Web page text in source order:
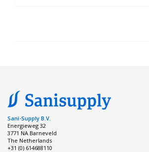
Sani-Supply B.V.
Energieweg 32
3771 NA Barneveld
The Netherlands
+31 (0) 614688110